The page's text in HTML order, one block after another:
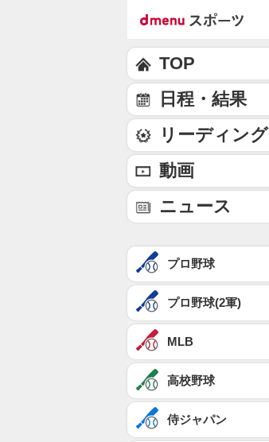
TOP
日程・結果
リーディング
動画
ニュース
プロ野球
プロ野球(2軍)
MLB
高校野球
侍ジャパン